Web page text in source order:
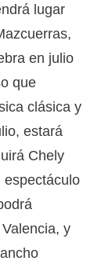
lugar
en julio
que
clásica y
estará
Chely
espectáculo
y